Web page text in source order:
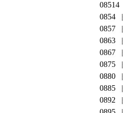
08514
0854
0857
0863
0867
0875
0880
0885
0892